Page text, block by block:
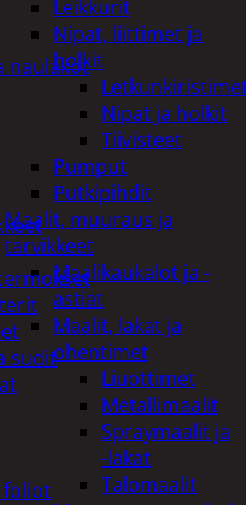
Leikkurit
Nipat, liittimet ja
holkit
Nipat ja holkit
Tiivisteet
Pumput
Putkipihdit
Maalit, muuraus ja
tarvikkeet
Maalikaukalot ja -
astiat
Maalit, lakat ja
ohentimet
Liuottimet
Metallimaalit
Spraymaalit ja
-lakat
Talomaalit
naulakot
sudit
foliot